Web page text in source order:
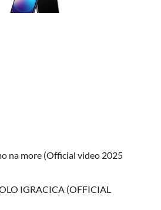
na more (Official video 2025
IGRACICA (OFFICIAL